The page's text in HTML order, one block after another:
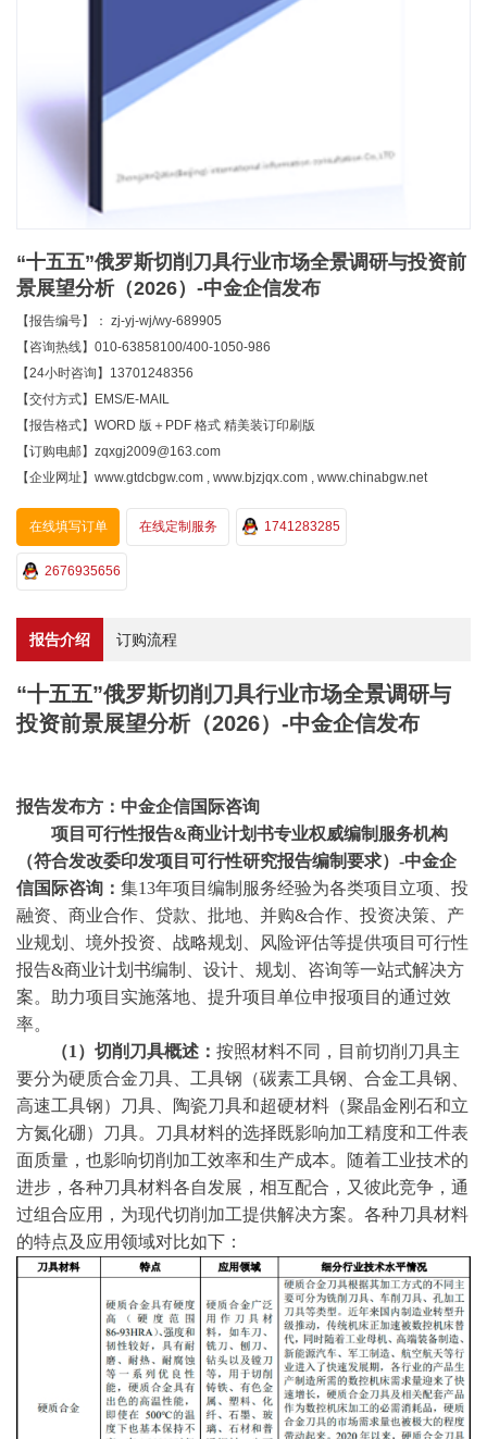
“十五五”俄罗斯切削刀具行业市场全景调研与投资前
景展望分析（2026）-中金企信发布
【报告编号】： zj-yj-wj/wy-689905
【咨询热线】010-63858100/400-1050-986
【24小时咨询】13701248356
【交付方式】EMS/E-MAIL
【报告格式】WORD 版＋PDF 格式 精美装订印刷版
【订购电邮】zqxgj2009@163.com
【企业网址】www.gtdcbgw.com , www.bjzjqx.com , www.chinabgw.net
在线填写订单 在线定制服务 1741283285
2676935656
报告介绍 订购流程
“十五五”俄罗斯切削刀具行业市场全景调研与
投资前景展望分析（2026）-中金企信发布
报告发布方：中金企信国际咨询
项目可行性报告&商业计划书专业权威编制服务机构
（符合发改委印发项目可行性研究报告编制要求）-中金企
信国际咨询： 集13年项目编制服务经验为各类项目立项、投
融资、商业合作、贷款、批地、并购&合作、投资决策、产
业规划、境外投资、战略规划、风险评估等提供项目可行性
报告&商业计划书编制、设计、规划、咨询等一站式解决方
案。助力项目实施落地、提升项目单位申报项目的通过效
率。
（1）切削刀具概述： 按照材料不同，目前切削刀具主
要分为硬质合金刀具、工具钢（碳素工具钢、合金工具钢、
高速工具钢）刀具、陶瓷刀具和超硬材料（聚晶金刚石和立
方氮化硼）刀具。刀具材料的选择既影响加工精度和工件表
面质量，也影响切削加工效率和生产成本。随着工业技术的
进步，各种刀具材料各自发展，相互配合，又彼此竞争，通
过组合应用，为现代切削加工提供解决方案。各种刀具材料
的特点及应用领域对比如下：